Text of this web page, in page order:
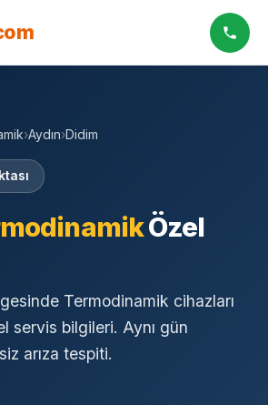
›Aydın›Didim
Özel
Termodinamik cihazları
servis bilgileri. Aynı gün
arıza tespiti.